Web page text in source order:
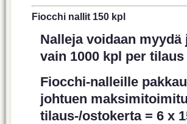
Fiocchi nallit 150 kpl
Nalleja voidaan myydä
vain 1000 kpl per
Fiocchi-nalleille
johtuen
tilaus-/ostokerta = 6 x